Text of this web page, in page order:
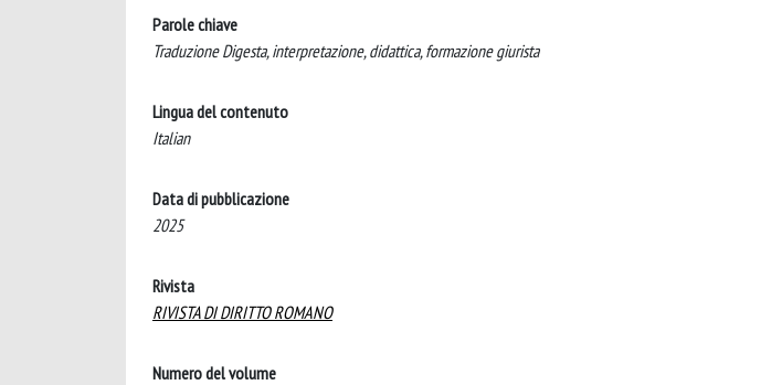
Parole chiave
Traduzione Digesta, interpretazione, didattica, formazione giurista
Lingua del contenuto
Italian
Data di pubblicazione
2025
Rivista
RIVISTA DI DIRITTO ROMANO
Numero del volume